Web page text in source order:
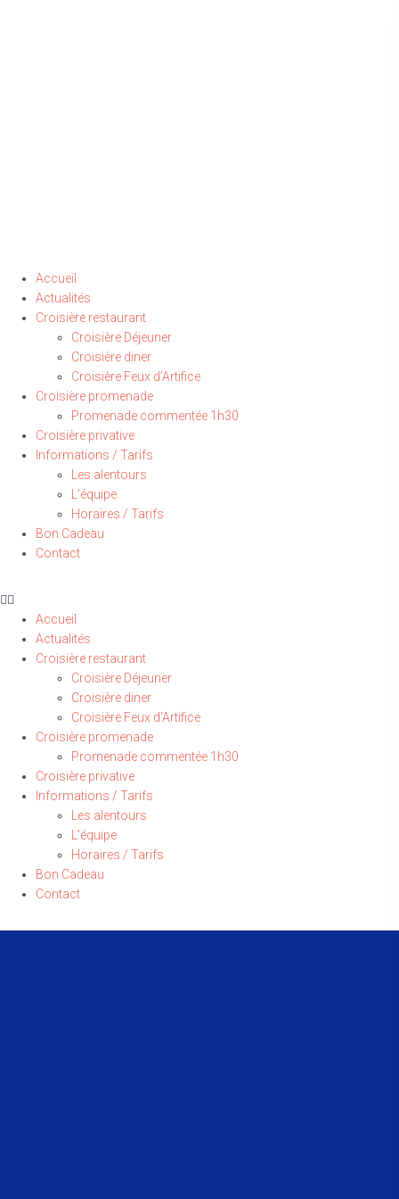
Accueil
Actualités
Croisière restaurant
Croisière Déjeuner
Croisière diner
Croisière Feux d’Artifice
Croisière promenade
Promenade commentée 1h30
Croisière privative
Informations / Tarifs
Les alentours
L’équipe
Horaires / Tarifs
Bon Cadeau
Contact
Accueil
Actualités
Croisière restaurant
Croisière Déjeuner
Croisière diner
Croisière Feux d’Artifice
Croisière promenade
Promenade commentée 1h30
Croisière privative
Informations / Tarifs
Les alentours
L’équipe
Horaires / Tarifs
Bon Cadeau
Contact